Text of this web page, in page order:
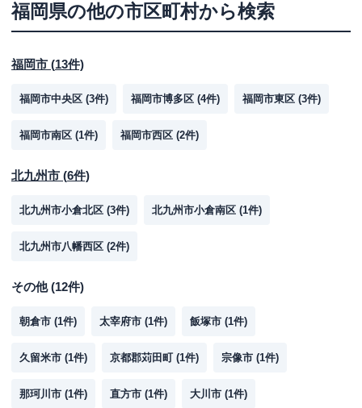
福岡県の他の市区町村から検索
福岡市 (13件)
福岡市中央区 (3件) 福岡市博多区 (4件) 福岡市東区 (3件)
福岡市南区 (1件) 福岡市西区 (2件)
北九州市 (6件)
北九州市小倉北区 (3件) 北九州市小倉南区 (1件)
北九州市八幡西区 (2件)
その他(12件)
朝倉市 (1件) 太宰府市 (1件) 飯塚市 (1件)
久留米市 (1件) 京都郡苅田町 (1件) 宗像市 (1件)
那珂川市 (1件) 直方市 (1件) 大川市 (1件)